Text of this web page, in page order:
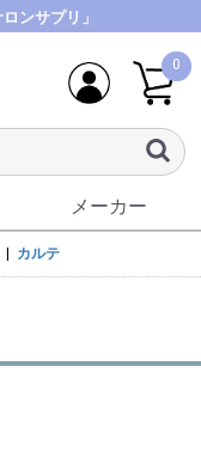
ンサプリ」
0
メーカー
カルテ